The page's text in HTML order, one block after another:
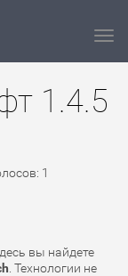
1.4.5
1
вы найдете
. Технологии не